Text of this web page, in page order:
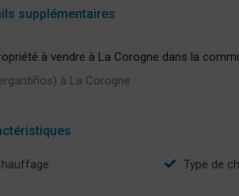
supplémentaires
à vendre à La Corogne dans la
à La Corogne
Chauffage type de